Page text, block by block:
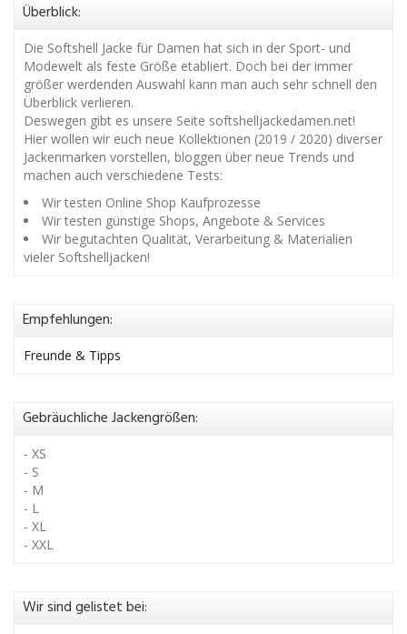
Überblick:
Die Softshell Jacke für Damen hat sich in der Sport- und
Modewelt als feste Größe etabliert. Doch bei der immer
größer werdenden Auswahl kann man auch sehr schnell den
Überblick verlieren.
Deswegen gibt es unsere Seite softshelljackedamen.net!
Hier wollen wir euch neue Kollektionen (2019 / 2020) diverser
Jackenmarken vorstellen, bloggen über neue Trends und
machen auch verschiedene Tests:
Wir testen Online Shop Kaufprozesse
Wir testen günstige Shops, Angebote & Services
Wir begutachten Qualität, Verarbeitung & Materialien
vieler Softshelljacken!
Empfehlungen:
Freunde & Tipps
Gebräuchliche Jackengrößen:
- XS
- S
- M
- L
- XL
- XXL
Wir sind gelistet bei: